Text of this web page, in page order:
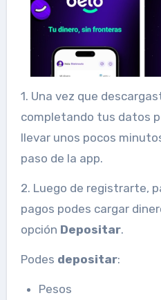
1. Una vez que
completando tus datos
llevar unos pocos
paso de la app.
2. Luego de registrarte,
pagos podes cargar
opción Depositar.
Podes depositar:
Pesos